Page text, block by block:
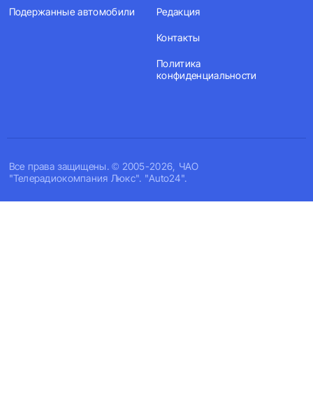
Все права защищены. © 2005-2026, ЧАО
"Телерадиокомпания Люкс". "Auto24".
Подержанные автомобили Редакция
Контакты
Политика
конфиденциальности